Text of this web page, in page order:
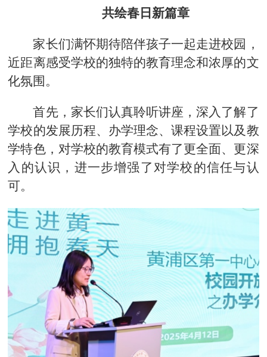
共绘春日新篇章
家长们满怀期待陪伴孩子一起走进校园，
近距离感受学校的独特的教育理念和浓厚的文
化氛围。
首先，家长们认真聆听讲座，深入了解了
学校的发展历程、办学理念、课程设置以及教
学特色，对学校的教育模式有了更全面、更深
入的认识，进一步增强了对学校的信任与认
可。